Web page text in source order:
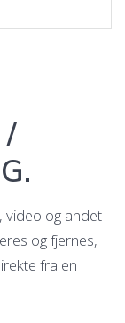
/
video og andet
og fjernes,
fra en